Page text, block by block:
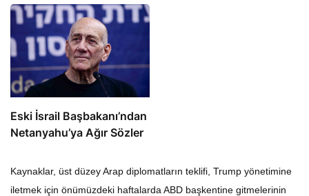
Eski İsrail Başbakanı’ndan
Netanyahu’ya Ağır Sözler
Kaynaklar, üst düzey Arap diplomatların teklifi, Trump yönetimine
iletmek için önümüzdeki haftalarda ABD başkentine gitmelerinin